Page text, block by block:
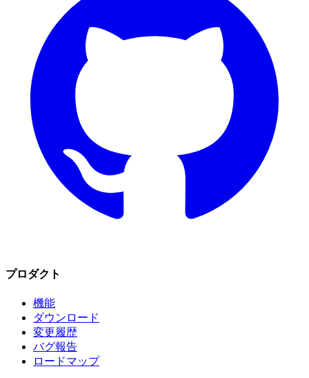
プロダクト
機能
ダウンロード
変更履歴
バグ報告
ロードマップ